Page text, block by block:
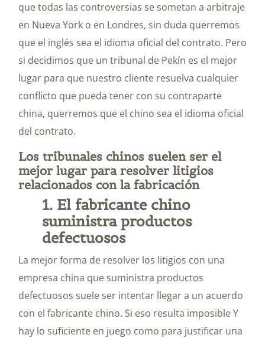
que todas las controversias se sometan a arbitraje
en Nueva York o en Londres, sin duda querremos
que el inglés sea el idioma oficial del contrato. Pero
si decidimos que un tribunal de Pekín es el mejor
lugar para que nuestro cliente resuelva cualquier
conflicto que pueda tener con su contraparte
china, querremos que el chino sea el idioma oficial
del contrato.
Los tribunales chinos suelen ser el
mejor lugar para resolver litigios
relacionados con la fabricación
1. El fabricante chino
suministra productos
defectuosos
La mejor forma de resolver los litigios con una
empresa china que suministra productos
defectuosos suele ser intentar llegar a un acuerdo
con el fabricante chino. Si eso resulta imposible Y
hay lo suficiente en juego como para justificar una